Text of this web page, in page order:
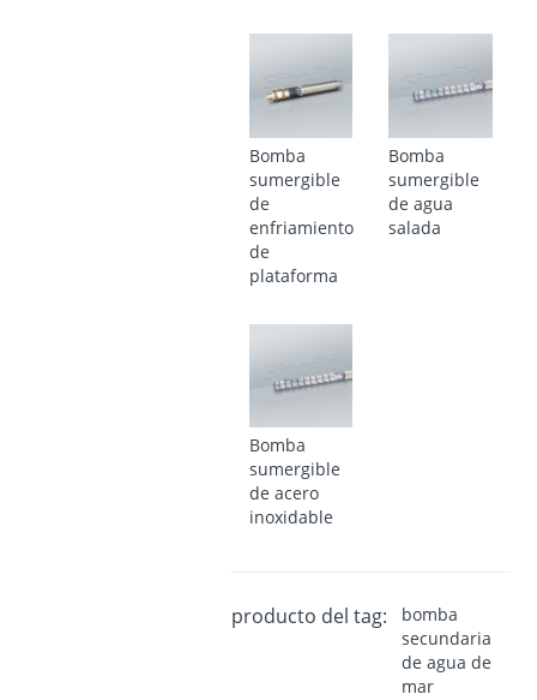
Bomba
sumergible
de
enfriamiento
de
plataforma
Bomba
sumergible
de agua
salada
Bomba
sumergible
de acero
inoxidable
producto del tag:
bomba
secundaria
de agua de
mar